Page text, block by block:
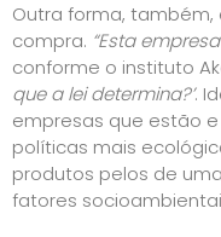
Outra forma,
compra. “Esta
conforme o instituto
que a lei determina?’.
empresas que estão
políticas mais
produtos pelos de
fatores